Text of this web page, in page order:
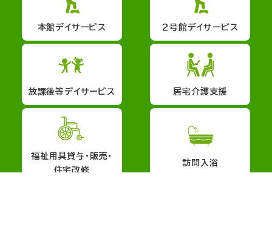
本館デイサービス ２号館デイサービス
放課後等デイサービス 居宅介護支援
福祉用具貸与・販売・
住宅改修
訪問入浴